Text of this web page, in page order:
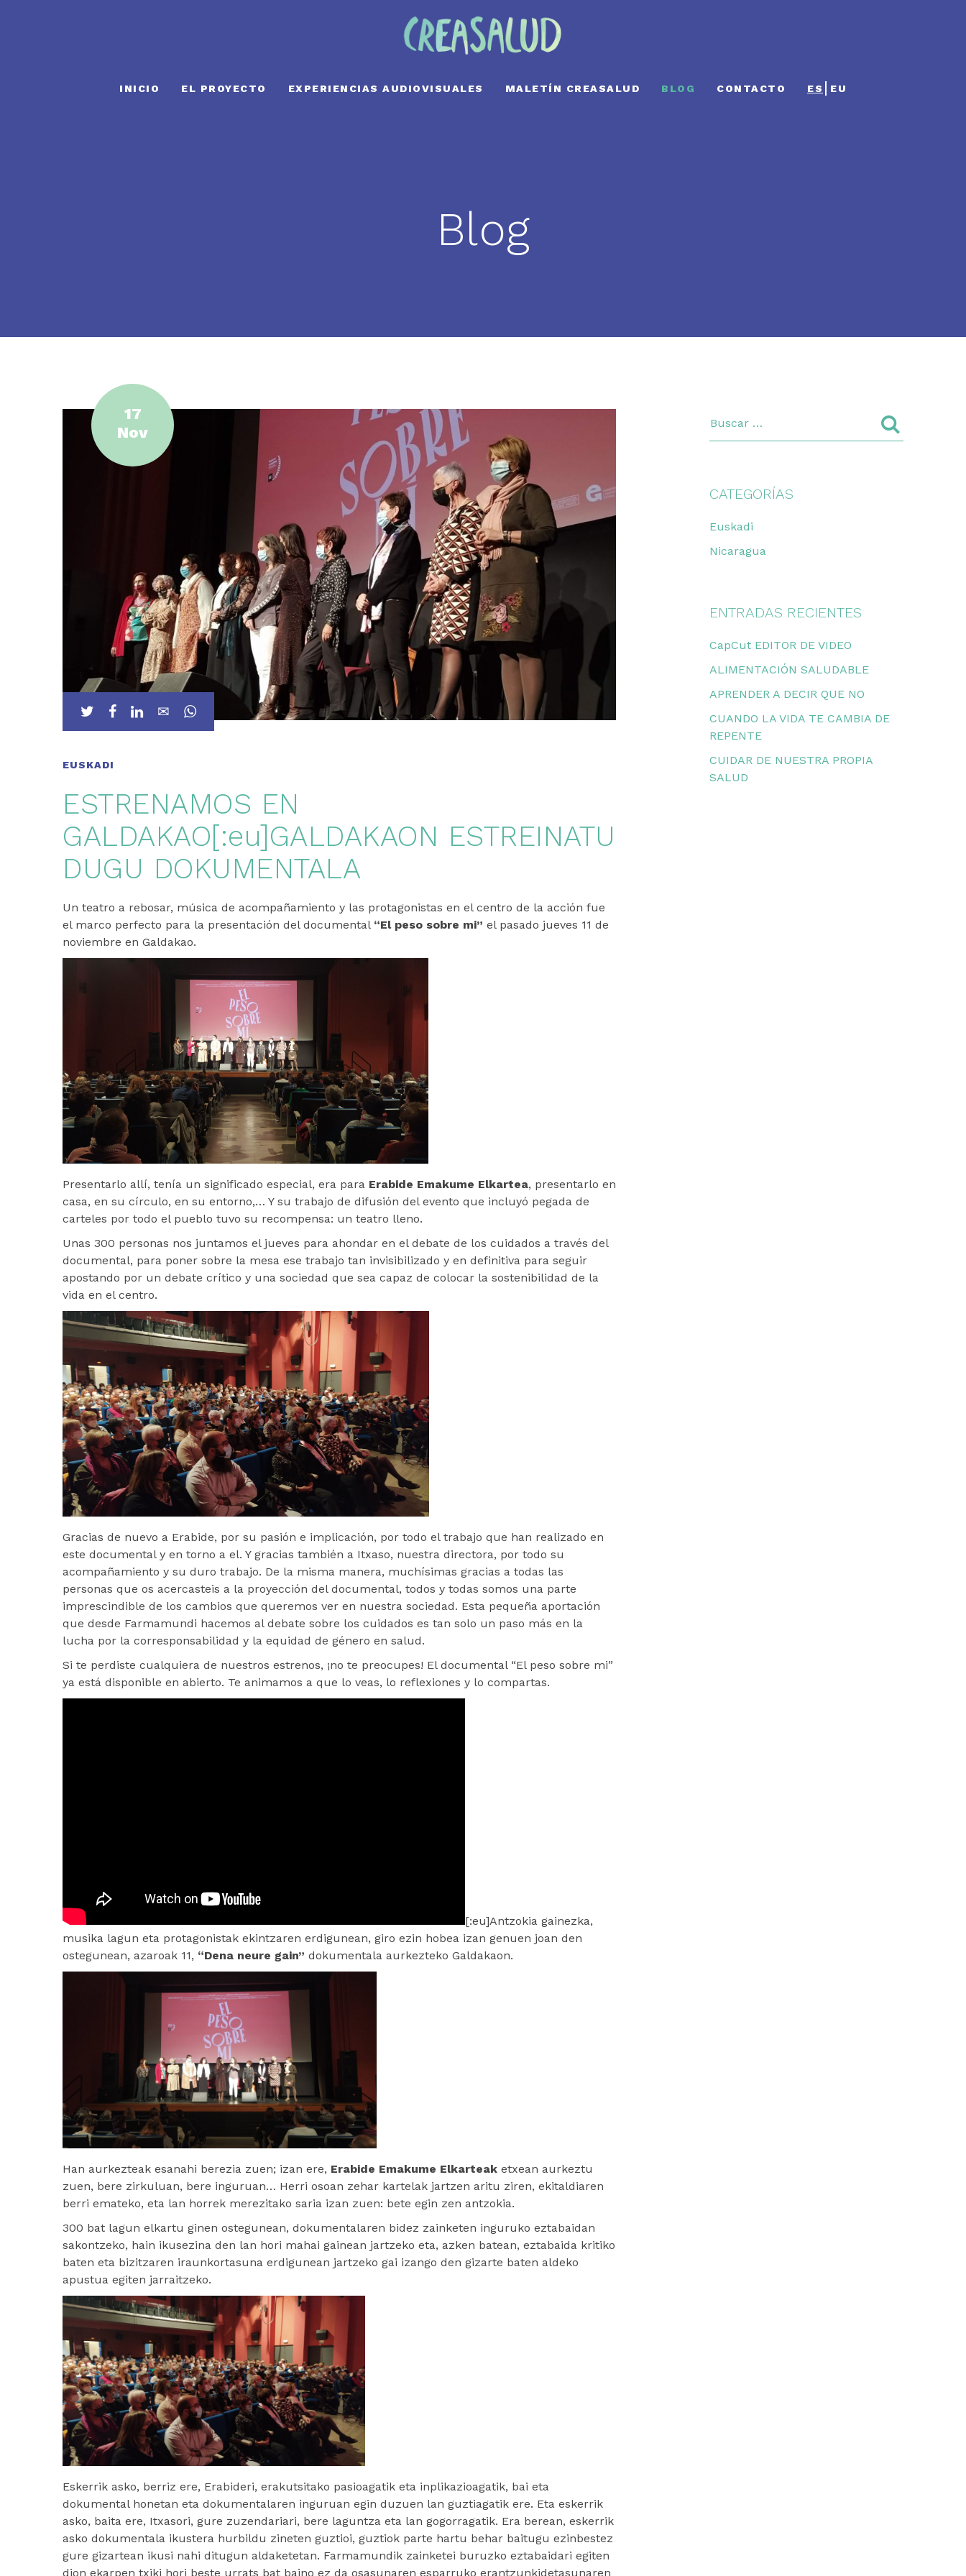
INICIO EL PROYECTO EXPERIENCIAS AUDIOVISUALES MALETÍN CREASALUD BLOG CONTACTO ES EU
Blog
17
Nov
EUSKADI
ESTRENAMOS EN
GALDAKAO[:eu]GALDAKAON ESTREINATU
DUGU DOKUMENTALA
Un teatro a rebosar, música de acompañamiento y las protagonistas en el centro de la acción fue
el marco perfecto para la presentación del documental “El peso sobre mi” el pasado jueves 11 de
noviembre en Galdakao.
Presentarlo allí, tenía un significado especial, era para Erabide Emakume Elkartea, presentarlo en
casa, en su círculo, en su entorno,… Y su trabajo de difusión del evento que incluyó pegada de
carteles por todo el pueblo tuvo su recompensa: un teatro lleno.
Unas 300 personas nos juntamos el jueves para ahondar en el debate de los cuidados a través del
documental, para poner sobre la mesa ese trabajo tan invisibilizado y en definitiva para seguir
apostando por un debate crítico y una sociedad que sea capaz de colocar la sostenibilidad de la
vida en el centro.
Gracias de nuevo a Erabide, por su pasión e implicación, por todo el trabajo que han realizado en
este documental y en torno a el. Y gracias también a Itxaso, nuestra directora, por todo su
acompañamiento y su duro trabajo. De la misma manera, muchísimas gracias a todas las
personas que os acercasteis a la proyección del documental, todos y todas somos una parte
imprescindible de los cambios que queremos ver en nuestra sociedad. Esta pequeña aportación
que desde Farmamundi hacemos al debate sobre los cuidados es tan solo un paso más en la
lucha por la corresponsabilidad y la equidad de género en salud.
Si te perdiste cualquiera de nuestros estrenos, ¡no te preocupes! El documental “El peso sobre mi”
ya está disponible en abierto. Te animamos a que lo veas, lo reflexiones y lo compartas.
[:eu]Antzokia gainezka,
musika lagun eta protagonistak ekintzaren erdigunean, giro ezin hobea izan genuen joan den
ostegunean, azaroak 11, “Dena neure gain” dokumentala aurkezteko Galdakaon.
Han aurkezteak esanahi berezia zuen; izan ere, Erabide Emakume Elkarteak etxean aurkeztu
zuen, bere zirkuluan, bere inguruan… Herri osoan zehar kartelak jartzen aritu ziren, ekitaldiaren
berri emateko, eta lan horrek merezitako saria izan zuen: bete egin zen antzokia.
300 bat lagun elkartu ginen ostegunean, dokumentalaren bidez zainketen inguruko eztabaidan
sakontzeko, hain ikusezina den lan hori mahai gainean jartzeko eta, azken batean, eztabaida kritiko
baten eta bizitzaren iraunkortasuna erdigunean jartzeko gai izango den gizarte baten aldeko
apustua egiten jarraitzeko.
Eskerrik asko, berriz ere, Erabideri, erakutsitako pasioagatik eta inplikazioagatik, bai eta
dokumental honetan eta dokumentalaren inguruan egin duzuen lan guztiagatik ere. Eta eskerrik
asko, baita ere, Itxasori, gure zuzendariari, bere laguntza eta lan gogorragatik. Era berean, eskerrik
asko dokumentala ikustera hurbildu zineten guztioi, guztiok parte hartu behar baitugu ezinbestez
gure gizartean ikusi nahi ditugun aldaketetan. Farmamundik zainketei buruzko eztabaidari egiten
dion ekarpen txiki hori beste urrats bat baino ez da osasunaren esparruko erantzunkidetasunaren
CATEGORÍAS
Euskadi
Nicaragua
ENTRADAS RECIENTES
CapCut EDITOR DE VIDEO
ALIMENTACIÓN SALUDABLE
APRENDER A DECIR QUE NO
CUANDO LA VIDA TE CAMBIA DE
REPENTE
CUIDAR DE NUESTRA PROPIA
SALUD